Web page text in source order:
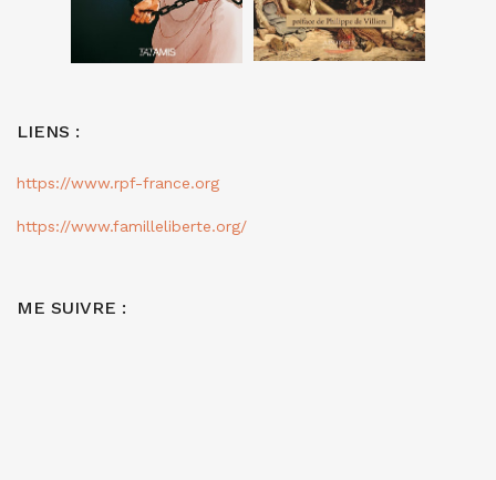
LIENS :
https://www.rpf-france.org
https://www.familleliberte.org/
ME SUIVRE :